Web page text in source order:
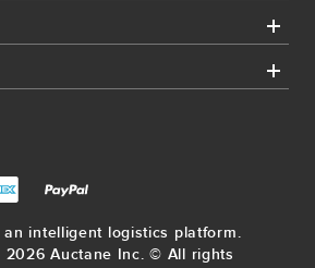
an intelligent logistics platform.
2026 Auctane Inc. © All rights